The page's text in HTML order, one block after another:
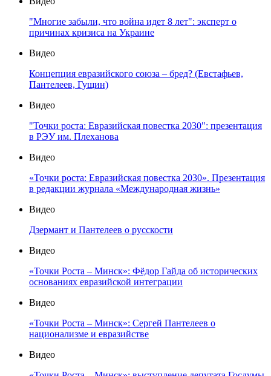
"Многие забыли, что война идет 8 лет": эксперт о
причинах кризиса на Украине
Видео
Концепция евразийского союза – бред? (Евстафьев,
Пантелеев, Гущин)
Видео
"Точки роста: Евразийская повестка 2030": презентация
в РЭУ им. Плеханова
Видео
«Точки роста: Евразийская повестка 2030». Презентация
в редакции журнала «Международная жизнь»
Видео
Дзермант и Пантелеев о русскости
Видео
«Точки Роста – Минск»: Фёдор Гайда об исторических
основаниях евразийской интеграции
Видео
«Точки Роста – Минск»: Сергей Пантелеев о
национализме и евразийстве
Видео